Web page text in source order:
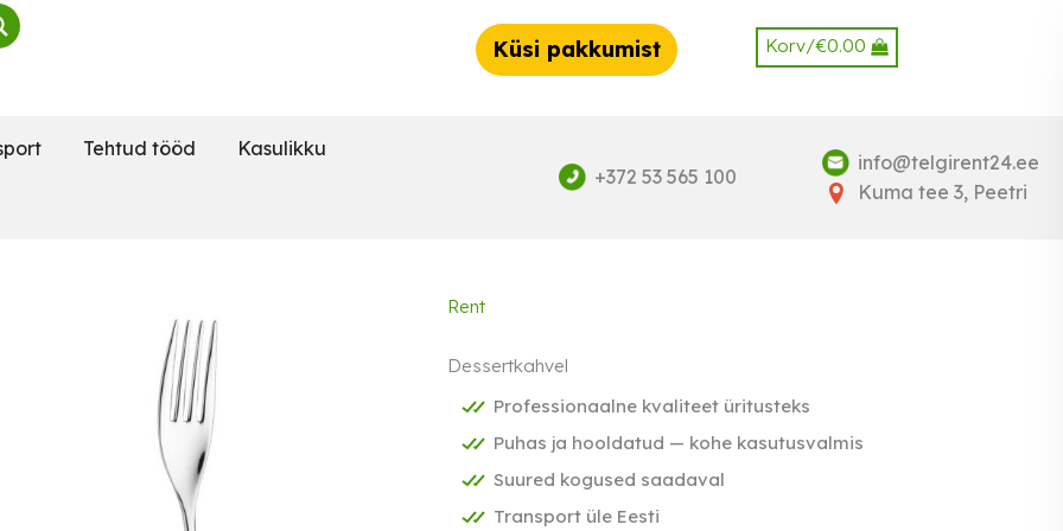
Korv/€0.00
Küsi pakkumist
Tehtud tööd Kasulikku
+372 53 565 100
info@telgirent24.ee
Kuma tee 3, Peetri
Rent
Dessertkahvel
Professionaalne kvaliteet üritusteks
Puhas ja hooldatud — kohe kasutusvalmis
Suured kogused saadaval
Transport üle Eesti